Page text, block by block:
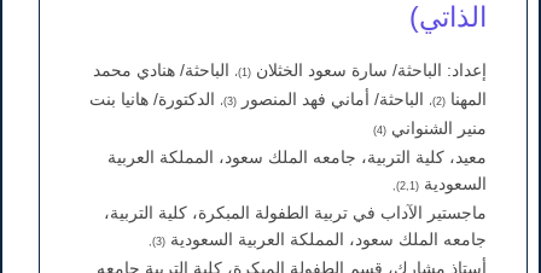
الذاتي)
إعداد: الباحثة/ سارة سعود الخثلان (1)،
الباحثة/ هنادي محمد
المهنا (2)، الباحثة/ أماني فهد المنصور (3)،
الدكتورة/ هانيا بنت
منير الشنواني (4)
معيد، كلية التربية، جامعه الملك سعود، المملكة العربية
السعودية (2,1),
ماجستير الآداب في تربية الطفولة المبكرة، كلية التربية،
جامعه الملك سعود، المملكة العربية السعودية (3),
أستاذ مشارك، قسم الطفولة المبكرة، كلية التربية جامعه